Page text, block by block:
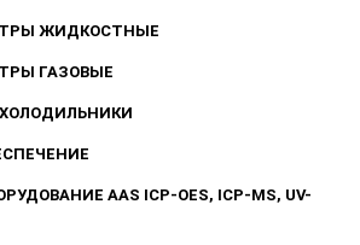
ЖИДКОСТНЫЕ
ГАЗОВЫЕ
AAS ICP-OES, ICP-MS, UV-